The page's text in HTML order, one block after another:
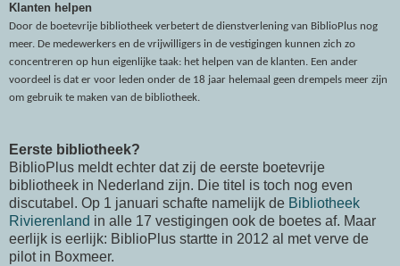
Klanten helpen
Door de boetevrije bibliotheek verbetert de dienstverlening van BiblioPlus nog
meer. De medewerkers en de vrijwilligers in de vestigingen kunnen zich zo
concentreren op hun eigenlijke taak: het helpen van de klanten. Een ander
voordeel is dat er voor leden onder de 18 jaar helemaal geen drempels meer zijn
om gebruik te maken van de bibliotheek.
Eerste bibliotheek?
BiblioPlus meldt echter dat zij de eerste boetevrije
bibliotheek in Nederland zijn. Die titel is toch nog even
discutabel. Op 1 januari schafte namelijk de Bibliotheek
Rivierenland in alle 17 vestigingen ook de boetes af. Maar
eerlijk is eerlijk: BiblioPlus startte in 2012 al met verve de
pilot in Boxmeer.